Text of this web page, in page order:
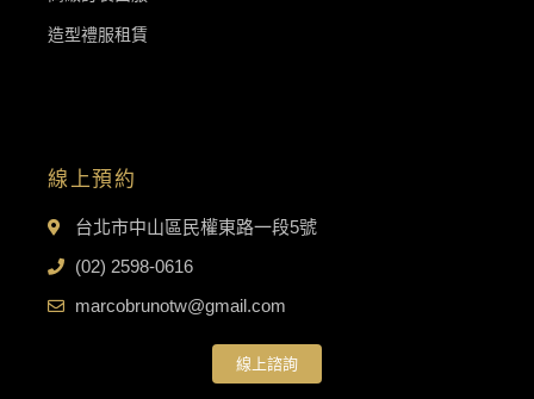
造型禮服租賃
線上預約
台北市中山區民權東路一段5號
(02) 2598-0616
marcobrunotw@gmail.com
線上諮詢